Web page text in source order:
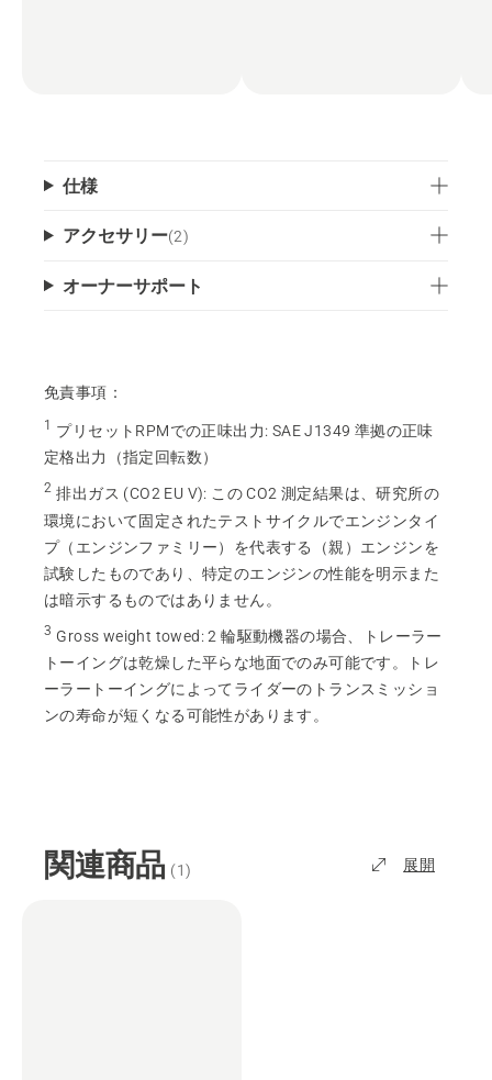
仕様
アクセサリー(2)
オーナーサポート
免責事項：
1 プリセットRPMでの正味出力: SAE J1349 準拠の正味
定格出力（指定回転数）
2 排出ガス (CO2 EU V): この CO2 測定結果は、研究所の
環境において固定されたテストサイクルでエンジンタイ
プ（エンジンファミリー）を代表する（親）エンジンを
試験したものであり、特定のエンジンの性能を明示また
は暗示するものではありません。
3 Gross weight towed:2 輪駆動機器の場合、トレーラー
トーイングは乾燥した平らな地面でのみ可能です。トレ
ーラートーイングによってライダーのトランスミッショ
ンの寿命が短くなる可能性があります。
関連商品 (1) 展開